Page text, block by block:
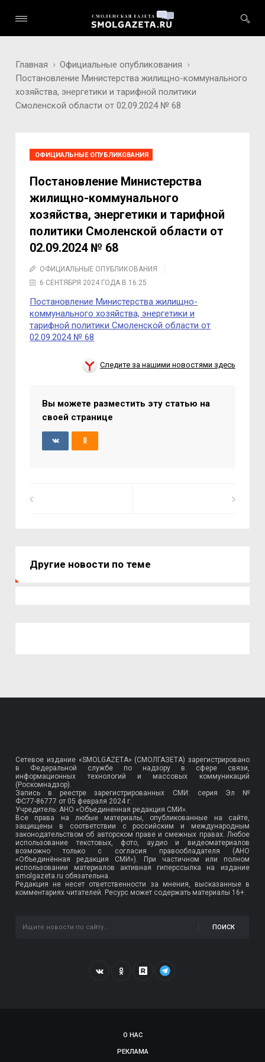
Главная
Официальные опубликования
Постановление Министерства жилищно-коммунального
хозяйства, энергетики и тарифной политики
Смоленской области от 02.09.2024 № 68
ОФИЦИАЛЬНЫЕ ОПУБЛИКОВАНИЯ
Постановление Министерства
жилищно-коммунального
хозяйства, энергетики и тарифной
политики Смоленской области от
02.09.2024 № 68
ОФИЦИАЛЬНЫЕ ОПУБЛИКОВАНИЯ
6 СЕНТЯБРЯ 2024 ГОДА В 16:25
Постановление Министерства жилищно-
коммунального хозяйства, энергетики и
тарифной политики Смоленской области от
02.09.2024 № 68
Следите за нашими новостями здесь
Вы можете разместить эту статью на
своей странице
Другие новости по теме
Сетевое издание «SMOLGAZETA» (СМОЛГАЗЕТА) зарегистрировано
в Федеральной службе по надзору в сфере связи,
информационных технологий и массовых коммуникаций
(Роскомнадзор).
Запись в реестре зарегистрированных СМИ: серия Эл №
ФС77-86777 от 05 февраля 2024 г.
Учредитель: АНО «Объединенная редакция СМИ».
Все права на любые материалы, опубликованные на сайте,
защищены в соответствии с российским и международным
законодательством об авторском праве и смежных правах. Любое
использование текстовых, фото, аудио и видеоматериалов
возможно только с согласия правообладателя (АНО
«Объединённая редакция СМИ»). При частичном или полном
использовании материалов активная гиперссылка на издание
smolgazeta.ru обязательна.
Редакция не несет ответственности за мнения, высказанные в
комментариях читателей. Ресурс может содержать материалы 16+.
ПОИСК
О НАС
РЕКЛАМА